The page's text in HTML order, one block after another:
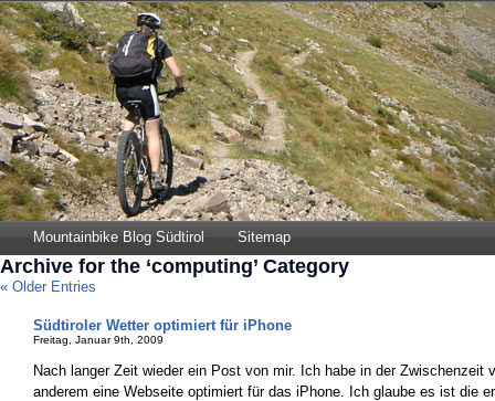
Mountainbike Blog Südtirol Sitemap
Archive for the ‘computing’ Category
« Older Entries
Südtiroler Wetter optimiert für iPhone
Freitag, Januar 9th, 2009
Nach langer Zeit wieder ein Post von mir. Ich habe in der Zwischenzeit
anderem eine Webseite optimiert für das iPhone. Ich glaube es ist die